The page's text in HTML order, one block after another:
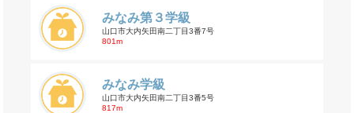
みなみ第３学級
山口市大内矢田南二丁目3番7号
801m
みなみ学級
山口市大内矢田南二丁目3番5号
817m